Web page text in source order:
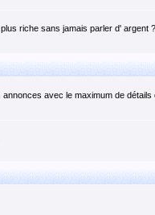
riche sans jamais parler d' argent ?
avec le maximum de détails